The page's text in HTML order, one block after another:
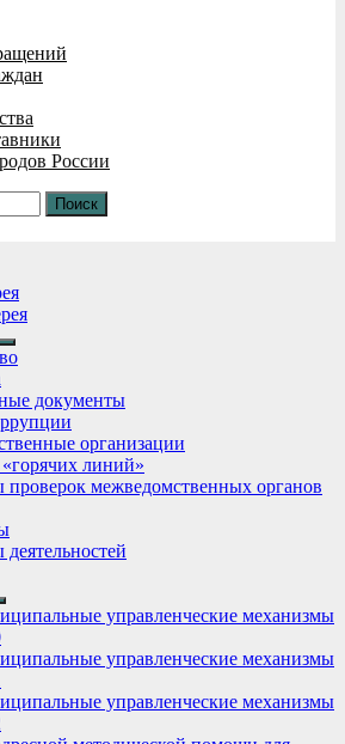
России
Show
sub
документы
организации
линий»
проверок межведомственных органов
деятельностей
управленческие механизмы
управленческие механизмы
управленческие механизмы